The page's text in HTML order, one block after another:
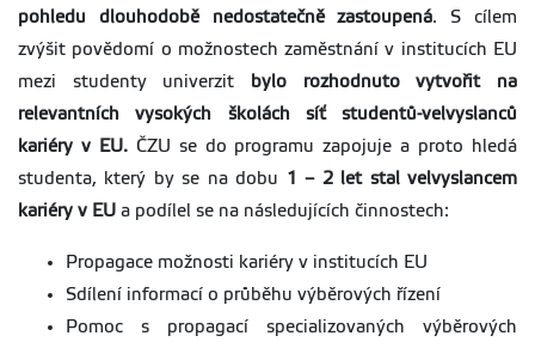
pohledu dlouhodobě nedostatečně zastoupená. S cílem
zvýšit povědomí o možnostech zaměstnání v institucích EU
mezi studenty univerzit
bylo rozhodnuto vytvořit na
relevantních vysokých školách síť studentů-velvyslanců
kariéry v EU. ČZU se do programu zapojuje a proto hledá
studenta, který by se na dobu 1 – 2 let stal velvyslancem
kariéry v EU a podílel se na následujících činnostech:
Propagace možnosti kariéry v institucích EU
Sdílení informací o průběhu výběrových řízení
Pomoc s propagací specializovaných výběrových